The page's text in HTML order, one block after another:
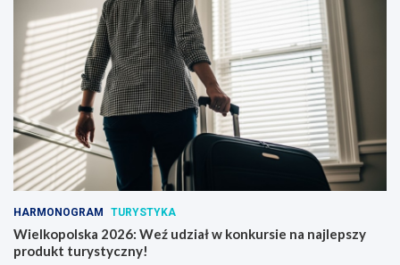
HARMONOGRAM TURYSTYKA
Wielkopolska 2026: Weź udział w konkursie na najlepszy
produkt turystyczny!